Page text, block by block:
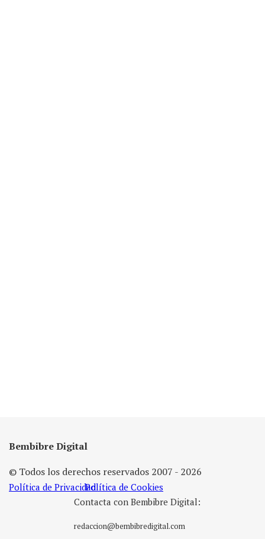
Bembibre Digital
© Todos los derechos reservados 2007 - 2026
Política de PrivacidadPolítica de Cookies
Contacta con Bembibre Digital:
redaccion@bembibredigital.com